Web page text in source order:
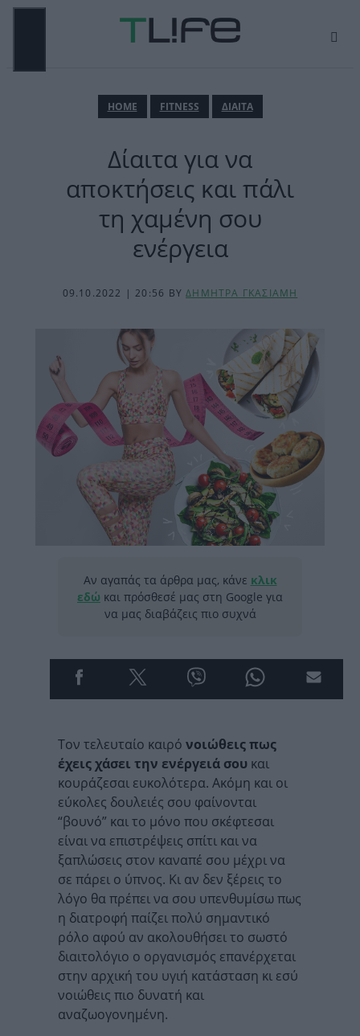
Μετάβαση
ΗΟΜΕ FITNESS ΔΙΑΙΤΑ
Δίαιτα για να
αποκτήσεις και πάλι
τη χαμένη σου
ενέργεια
09.10.2022 | 20:56 BYΔΗΜΗΤΡΑ ΓΚΑΣΙΑΜΗ
Αν αγαπάς τα άρθρα μας, κάνε κλικ
εδώ και πρόσθεσέ μας στη Google για
να μας διαβάζεις πιο συχνά
Τον τελευταίο καιρό νοιώθεις πως
έχεις χάσει την ενέργειά σου και
κουράζεσαι ευκολότερα. Ακόμη και οι
εύκολες δουλειές σου φαίνονται
“βουνό” και το μόνο που σκέφτεσαι
είναι να επιστρέψεις σπίτι και να
ξαπλώσεις στον καναπέ σου μέχρι να
σε πάρει ο ύπνος. Κι αν δεν ξέρεις το
λόγο θα πρέπει να σου υπενθυμίσω πως
η διατροφή παίζει πολύ σημαντικό
ρόλο αφού αν ακολουθήσει το σωστό
διαιτολόγιο ο οργανισμός επανέρχεται
στην αρχική του υγιή κατάσταση κι εσύ
νοιώθεις πιο δυνατή και
αναζωογονημένη.